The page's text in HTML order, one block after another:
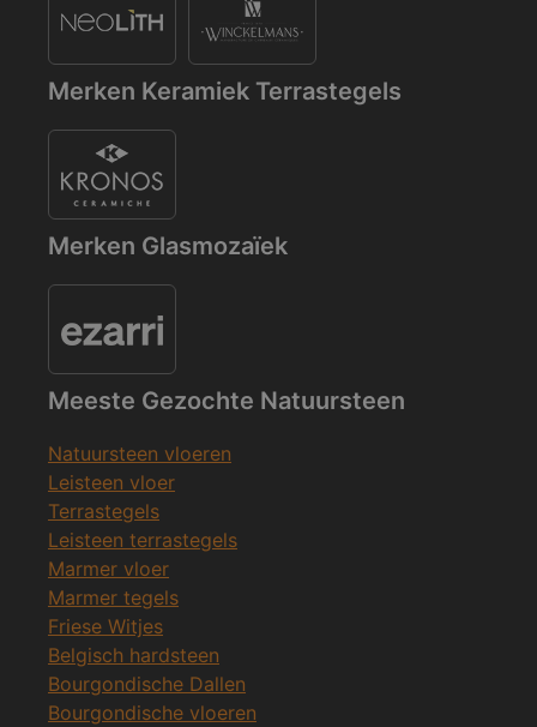
Merken Keramiek Terrastegels
Merken Glasmozaïek
Meeste Gezochte Natuursteen
Natuursteen vloeren
Leisteen vloer
Terrastegels
Leisteen terrastegels
Marmer vloer
Marmer tegels
Friese Witjes
Belgisch hardsteen
Bourgondische Dallen
Bourgondische vloeren